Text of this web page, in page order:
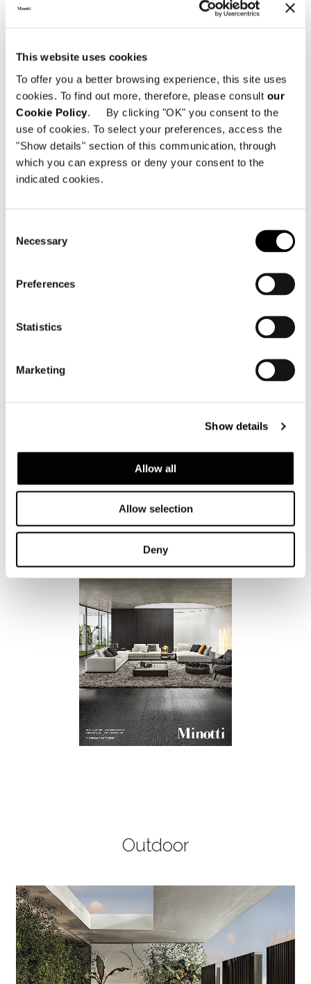
This website uses cookies
To offer you a better browsing experience, this site uses
cookies. To find out more, therefore, please consult our
Cookie Policy. By clicking "OK" you consent to the
use of cookies. To select your preferences, access the
"Show details" section of this communication, through
which you can express or deny your consent to the
indicated cookies.
Selection
Necessary
Preferences
Statistics
Marketing
Show details
Allow all
Allow selection
Deny
Outdoor